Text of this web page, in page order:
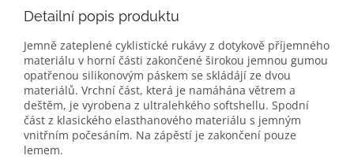
Detailní popis produktu
Jemně zateplené cyklistické rukávy z dotykově příjemného
materiálu v horní části zakončené širokou jemnou gumou
opatřenou silikonovým páskem se skládájí ze dvou
materiálů. Vrchní část, která je namáhána větrem a
deštěm, je vyrobena z ultralehkého softshellu. Spodní
část z klasického elasthanového materiálu s jemným
vnitřním počesáním. Na zápěstí je zakončení pouze
lemem.